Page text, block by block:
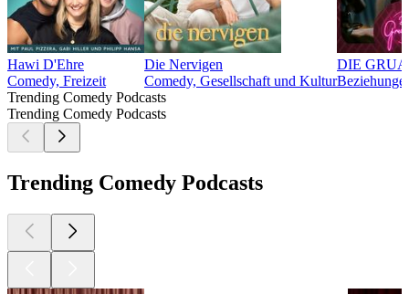
Hawi D'Ehre
Comedy, Freizeit
Die Nervigen
Comedy, Gesellschaft und Kultur
DIE
Trending Comedy Podcasts
Trending Comedy Podcasts
Trending Comedy Podcasts